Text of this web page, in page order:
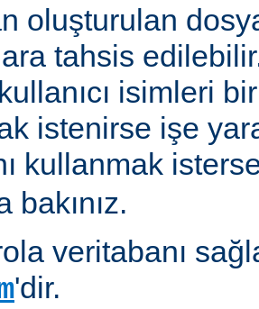
oluşturulan
tahsis
isimleri
istenirse işe
kullanmak
bakınız.
veritabanı
'dir.